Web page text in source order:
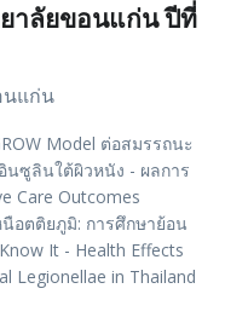
าลัยขอนแก่น ปีที่
นแก่น
Model ต่อสมรรถนะ
ซูลินใต้ผิวหนัง - ผลการ
Care Outcomes
นือตติยภูมิ: การศึกษาย้อน
It - Health Effects
Legionellae in Thailand